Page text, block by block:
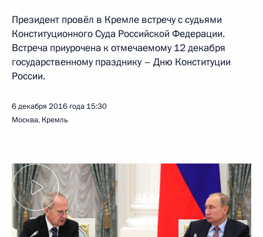
Президент провёл в Кремле встречу с судьями
Конституционного Суда Российской Федерации.
Встреча приурочена к отмечаемому 12 декабря
государственному празднику – Дню Конституции
России.
6 декабря 2016 года 15:30
Москва, Кремль